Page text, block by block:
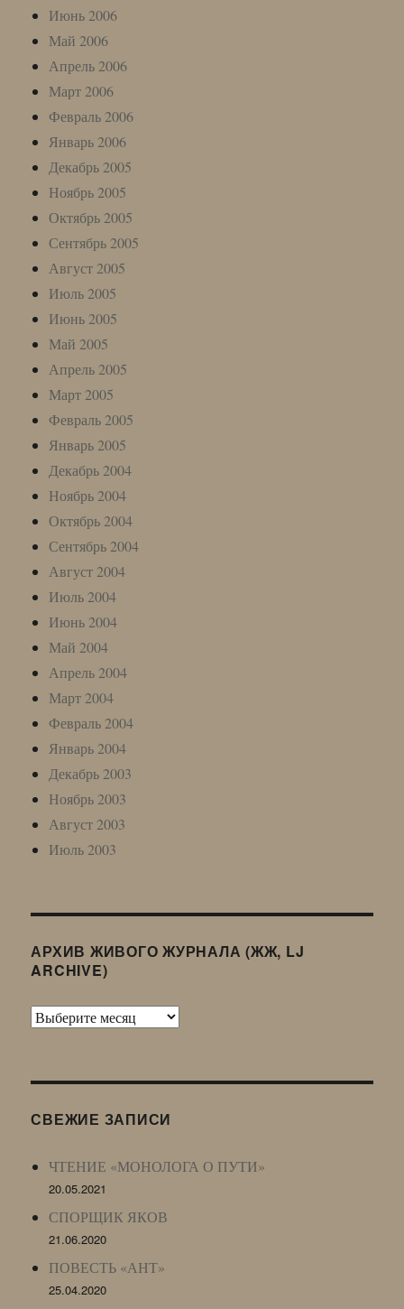
Июнь 2006
Май 2006
Апрель 2006
Март 2006
Февраль 2006
Январь 2006
Декабрь 2005
Ноябрь 2005
Октябрь 2005
Сентябрь 2005
Август 2005
Июль 2005
Июнь 2005
Май 2005
Апрель 2005
Март 2005
Февраль 2005
Январь 2005
Декабрь 2004
Ноябрь 2004
Октябрь 2004
Сентябрь 2004
Август 2004
Июль 2004
Июнь 2004
Май 2004
Апрель 2004
Март 2004
Февраль 2004
Январь 2004
Декабрь 2003
Ноябрь 2003
Август 2003
Июль 2003
АРХИВ ЖИВОГО ЖУРНАЛА (ЖЖ, LJ
ARCHIVE)
Архив
LJ
СВЕЖИЕ ЗАПИСИ
ЧТЕНИЕ «МОНОЛОГА О ПУТИ»
20.05.2021
СПОРЩИК ЯКОВ
21.06.2020
ПОВЕСТЬ «АНТ»
25.04.2020